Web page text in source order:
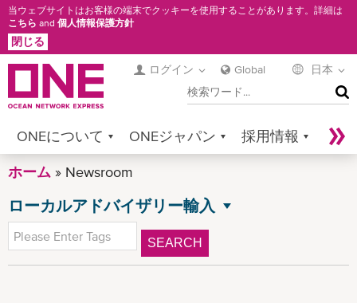
メ
イ
ン
テ
に
動
当ウェブサイトはお客様の端末でクッキーを使用することがあります。詳細は
こちら and 個人情報保護方針
閉じる
ログイン Global 日本
検
索
ONEについて ONEジャパン 採用情報
サービス コンタクト
Newsroom Digital Solutions
Service Provider Login
ホーム Newsroom
NEWSROOM
ローカルアドバイザリー輸入
全てのニュース
プレスリリース
SEARCH